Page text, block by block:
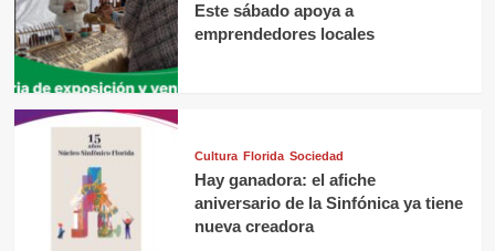
Este sábado apoya a
emprendedores locales
Cultura Florida Sociedad
Hay ganadora: el afiche
aniversario de la Sinfónica ya tiene
nueva creadora